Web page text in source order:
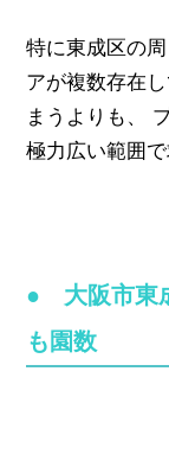
特に東成区の
アが複数存在
まうよりも、
極力広い範囲
● 大阪市東
も園数